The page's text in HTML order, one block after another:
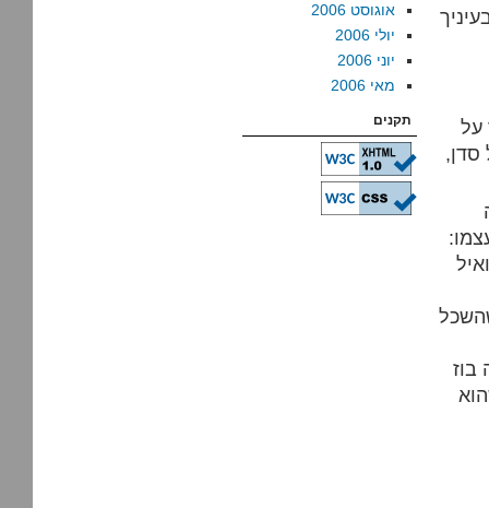
על
סדן,
בוז
אוגוסט 2006
יולי 2006
יוני 2006
מאי 2006
תקנים